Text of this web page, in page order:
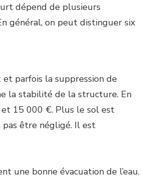
dépend de plusieurs
général, on peut distinguer six
parfois la suppression de
la stabilité de la structure. En
15 000 €. Plus le sol est
pas être négligé. Il est
une bonne évacuation de l’eau.